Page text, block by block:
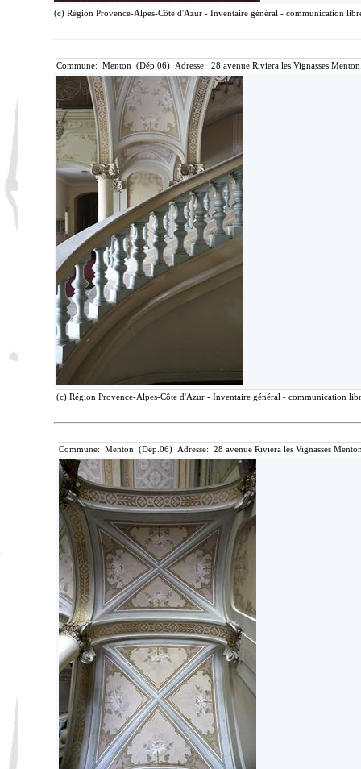
(c) Région Provence-Alpes-Côte d'Azur - Inventaire général - communication
Commune: Menton (Dép.06) Adresse: 28 avenue Riviera les Vignasses
(c) Région Provence-Alpes-Côte d'Azur - Inventaire général - communication
Commune: Menton (Dép.06) Adresse: 28 avenue Riviera les Vignasses